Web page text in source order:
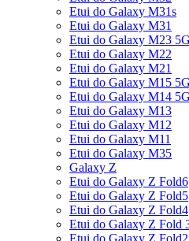
Etui do Galaxy M31s
Etui do Galaxy M31
Etui do Galaxy M23 5G
Etui do Galaxy M22
Etui do Galaxy M21
Etui do Galaxy M15 5G
Etui do Galaxy M14 5G
Etui do Galaxy M13
Etui do Galaxy M12
Etui do Galaxy M11
Etui do Galaxy M35
Galaxy Z
Etui do Galaxy Z Fold6
Etui do Galaxy Z Fold5
Etui do Galaxy Z Fold4
Etui do Galaxy Z Fold
Etui do Galaxy Z